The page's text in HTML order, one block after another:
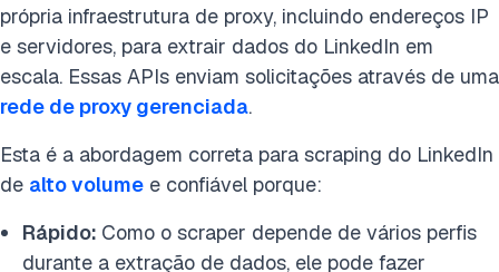
própria infraestrutura de proxy, incluindo endereços IP
e servidores, para extrair dados do LinkedIn em
escala. Essas APIs enviam solicitações através de uma
rede de proxy gerenciada.
Esta é a abordagem correta para scraping do LinkedIn
de alto volume e confiável porque:
Rápido: Como o scraper depende de vários perfis
durante a extração de dados, ele pode fazer